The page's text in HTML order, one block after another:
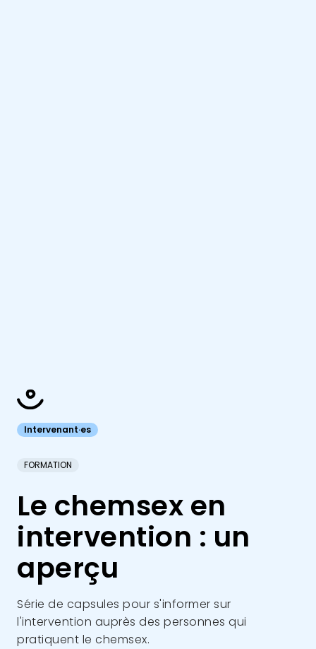
Intervenant·es
FORMATION
Le chemsex en
intervention : un
aperçu
Série de capsules pour s'informer sur
l'intervention auprès des personnes qui
pratiquent le chemsex.